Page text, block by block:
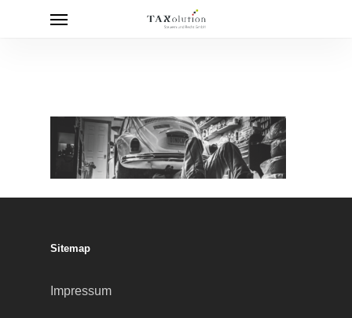
Menu
Sitemap
Impressum